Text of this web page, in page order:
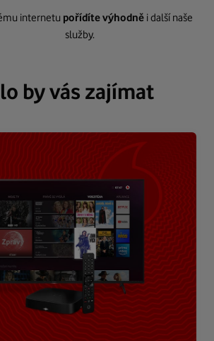
internetu pořídíte výhodně i další naše
služby.
by vás zajímat